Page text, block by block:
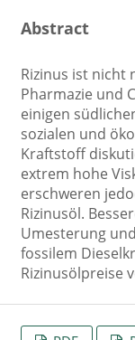
Abstract
Rizinus ist nicht
Pharmazie und
einigen
sozialen und
Kraftstoff
extrem hohe
erschweren
Rizinusöl.
Umesterung
fossilem
Rizinusölpreise